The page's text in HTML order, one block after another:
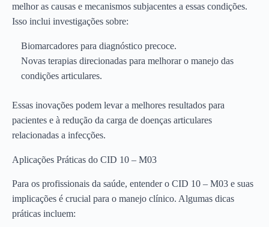
melhor as causas e mecanismos subjacentes a essas condições.
Isso inclui investigações sobre:
Biomarcadores para diagnóstico precoce.
Novas terapias direcionadas para melhorar o manejo das
condições articulares.
Essas inovações podem levar a melhores resultados para
pacientes e à redução da carga de doenças articulares
relacionadas a infecções.
Aplicações Práticas do CID 10 – M03
Para os profissionais da saúde, entender o CID 10 – M03 e suas
implicações é crucial para o manejo clínico. Algumas dicas
práticas incluem: